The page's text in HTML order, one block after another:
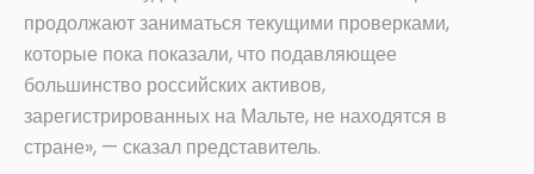
продолжают заниматься текущими проверками,
которые пока показали, что подавляющее
большинство российских активов,
зарегистрированных на Мальте, не находятся в
стране», — сказал представитель.